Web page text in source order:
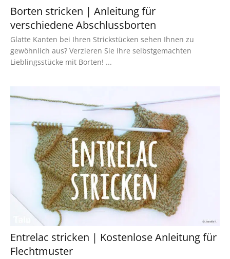
Borten stricken | Anleitung für
verschiedene Abschlussborten
Glatte Kanten bei Ihren Strickstücken sehen Ihnen zu
gewöhnlich aus? Verzieren Sie Ihre selbstgemachten
Lieblingsstücke mit Borten! ...
Entrelac stricken | Kostenlose Anleitung für
Flechtmuster